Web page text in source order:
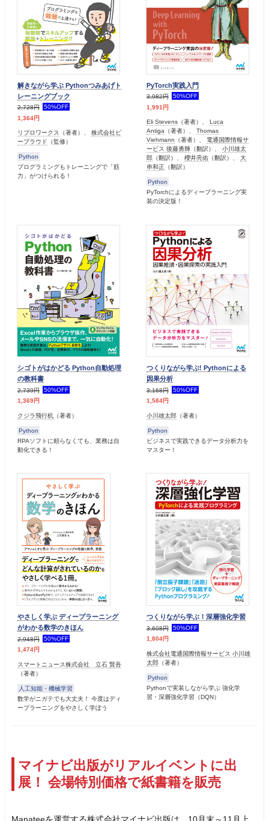
解きながら学ぶ Pythonつみあげト
レーニングブック
2,728円
50%OFF
1,364円
リブロワークス （著者）、 株式会社ビ
ープラウド （監修）
Python
プログラミングもトレーニングで「筋
力」がつけられる！
PyTorch実践入門
3,982円
50%OFF
1,991円
Eli Stevens （著者）、 Luca
Antiga （著者）、 Thomas
Viehmann （著者）、 電通国際情報サ
ービス 後藤勇輝 （翻訳）、 小川雄太
郎 （翻訳）、 櫻井亮佑 （翻訳）、 大
串和正 （翻訳）
Python
PyTorchによるディープラーニング実
装の決定版！
シゴトがはかどる Python自動処理
の教科書
2,739円
50%OFF
1,369円
クジラ飛行机 （著者）
Python
RPAソフトに頼らなくても、業務は自
動化できる！
つくりながら学ぶ! Pythonによる
因果分析
3,168円
50%OFF
1,584円
小川雄太郎 （著者）
Python
ビジネスで実践できるデータ分析力を
マスター！
やさしく学ぶ ディープラーニング
がわかる数学のきほん
2,948円
50%OFF
1,474円
スマートニュース株式会社 立石 賢吾
（著者）
人工知能・機械学習
数学がニガテでも大丈夫！ 今度はディ
ープラーニングをやさしく学ぼう
つくりながら学ぶ！深層強化学習
3,608円
50%OFF
1,804円
株式会社電通国際情報サービス 小川雄
太郎 （著者）
Python
Pythonで実装しながら学ぶ 強化学
習・深層強化学習（DQN）
マイナビ出版がリアルイベントに出
展！ 会場特別価格で紙書籍を販売